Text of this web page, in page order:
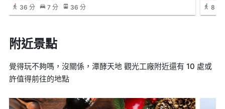
36 分
7 分 36 分 8 分
附近景點
覺得玩不夠嗎，沒關係，潭酵天地 觀光工廠附近還有 10 處或
許值得前往的地點